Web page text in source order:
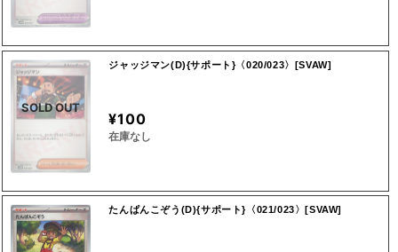
SOLD OUT
ジャッジマン(D){サポート}〈020/023〉[SVAW]
¥100
在庫なし
たんぱんこぞう(D){サポート}〈021/023〉[SVAW]